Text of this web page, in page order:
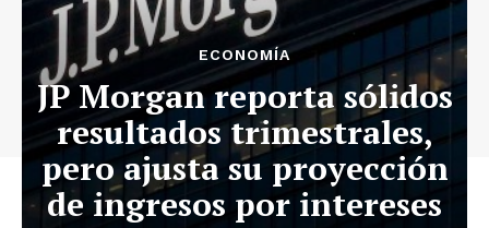
ECONOMÍA
JP Morgan reporta sólidos
resultados trimestrales,
pero ajusta su proyección
de ingresos por intereses